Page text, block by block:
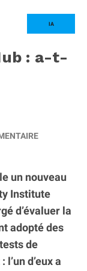
IA
: a-t-
un nouveau
Institute
d’évaluer la
adopté des
de
d’eux a